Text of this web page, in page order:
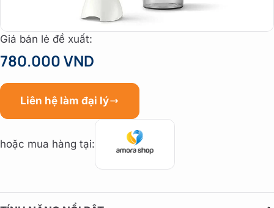
Giá bán lẻ đề xuất:
780.000 VND
Liên hệ làm đại lý
hoặc mua hàng tại: